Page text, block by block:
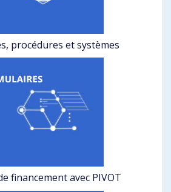
procédures et systèmes
financement avec PIVOT